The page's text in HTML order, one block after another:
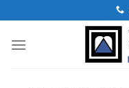
atla